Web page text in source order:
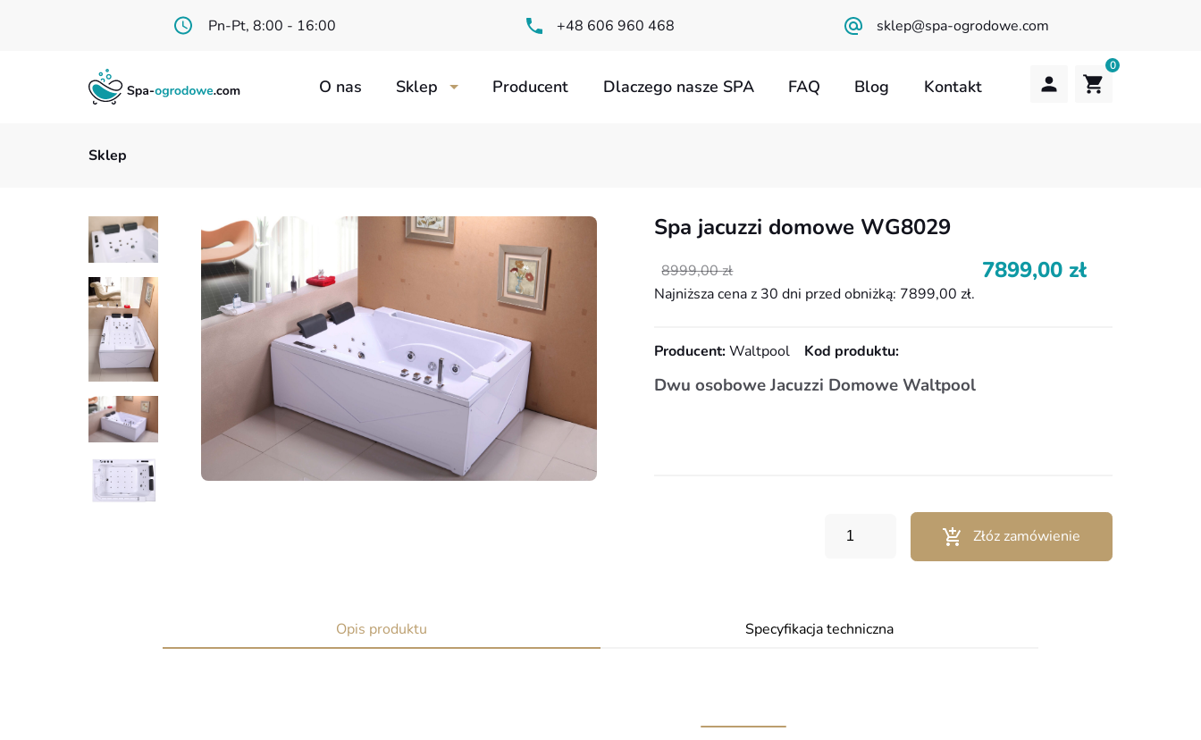
Pn-Pt, 8:00 - 16:00 +48 606 960 468 sklep@spa-ogrodowe.com
O nas Sklep
Baseny ogrodowe z przeciwprądem
Wanny
Baterie wolnostojące
Akcesoria do basenów
Producent Dlaczego nasze SPA FAQ Blog Kontakt
0
Sklep
Spa jacuzzi domowe WG8029
8999,00zł
Pierwotna
cena
7899,00 zł
Aktualna
cena
Najniższa cena z 30 dni przed obniżką: 7899,00zł.
Producent:Waltpool Kod produktu:
Dwu osobowe Jacuzzi Domowe Waltpool
Złóz zamówienie
Opis produktu Specyfikacja techniczna